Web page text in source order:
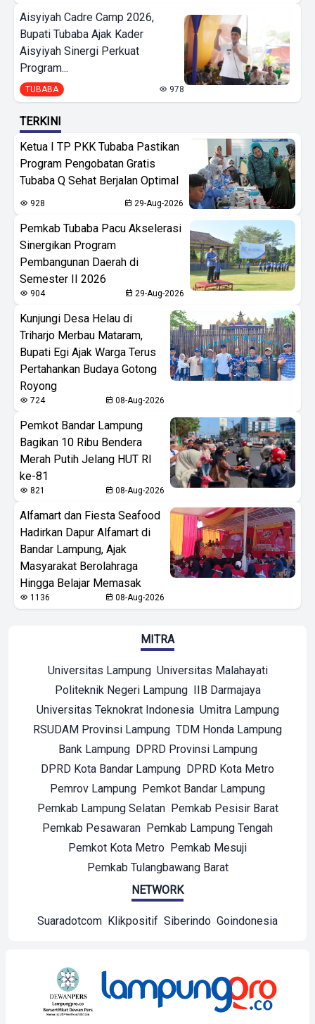
Aisyiyah Cadre Camp 2026,
Bupati Tubaba Ajak Kader
Aisyiyah Sinergi Perkuat
Program...
TUBABA 978
TERKINI
Ketua I TP PKK Tubaba Pastikan
Program Pengobatan Gratis
Tubaba Q Sehat Berjalan Optimal
928 29-Aug-2026
Pemkab Tubaba Pacu Akselerasi
Sinergikan Program
Pembangunan Daerah di
Semester II 2026
904 29-Aug-2026
Kunjungi Desa Helau di
Triharjo Merbau Mataram,
Bupati Egi Ajak Warga Terus
Pertahankan Budaya Gotong
Royong
724 08-Aug-2026
Pemkot Bandar Lampung
Bagikan 10 Ribu Bendera
Merah Putih Jelang HUT RI
ke-81
821 08-Aug-2026
Alfamart dan Fiesta Seafood
Hadirkan Dapur Alfamart di
Bandar Lampung, Ajak
Masyarakat Berolahraga
Hingga Belajar Memasak
1136 08-Aug-2026
MITRA
Universitas Lampung Universitas Malahayati
Politeknik Negeri Lampung IIB Darmajaya
Universitas Teknokrat Indonesia Umitra Lampung
RSUDAM Provinsi Lampung TDM Honda Lampung
Bank Lampung DPRD Provinsi Lampung
DPRD Kota Bandar Lampung DPRD Kota Metro
Pemrov Lampung Pemkot Bandar Lampung
Pemkab Lampung Selatan Pemkab Pesisir Barat
Pemkab Pesawaran Pemkab Lampung Tengah
Pemkot Kota Metro Pemkab Mesuji
Pemkab Tulangbawang Barat
NETWORK
Suaradotcom Klikpositif Siberindo Goindonesia